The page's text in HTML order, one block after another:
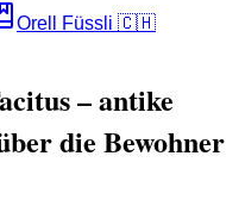
Orell Füssli 🇨🇭
– antike
die Bewohner